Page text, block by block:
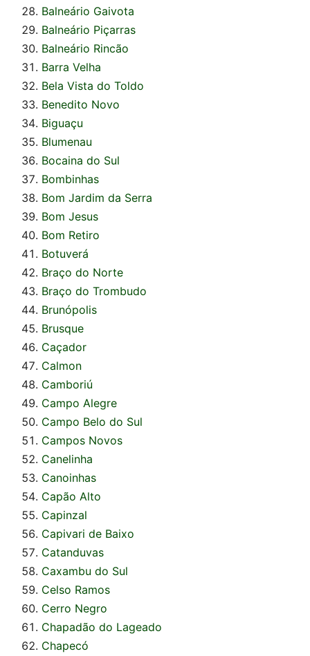
Balneário Gaivota
Balneário Piçarras
Balneário Rincão
Barra Velha
Bela Vista do Toldo
Benedito Novo
Biguaçu
Blumenau
Bocaina do Sul
Bombinhas
Bom Jardim da Serra
Bom Jesus
Bom Retiro
Botuverá
Braço do Norte
Braço do Trombudo
Brunópolis
Brusque
Caçador
Calmon
Camboriú
Campo Alegre
Campo Belo do Sul
Campos Novos
Canelinha
Canoinhas
Capão Alto
Capinzal
Capivari de Baixo
Catanduvas
Caxambu do Sul
Celso Ramos
Cerro Negro
Chapadão do Lageado
Chapecó